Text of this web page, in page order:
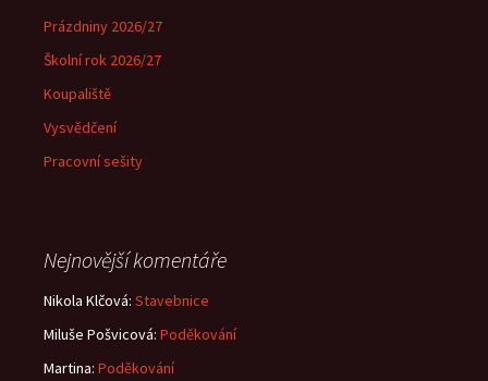
Prázdniny 2026/27
Školní rok 2026/27
Koupaliště
Vysvědčení
Pracovní sešity
Nejnovější komentáře
Nikola Klčová: Stavebnice
Miluše Pošvicová: Poděkování
Martina: Poděkování